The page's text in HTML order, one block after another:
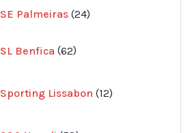
SE Palmeiras 24
produkter
SL Benfica 62
produkter
Sporting Lissabon 12produkter